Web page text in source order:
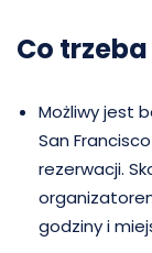
Co
Możliwy jest
San
rezerwacji.
godziny i